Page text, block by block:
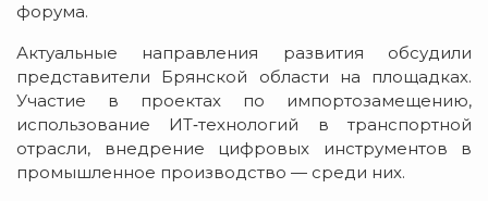
форума.
Актуальные направления развития обсудили
представители Брянской области на площадках.
Участие в проектах по импортозамещению,
использование ИТ‑технологий в транспортной
отрасли, внедрение цифровых инструментов в
промышленное производство — среди них.